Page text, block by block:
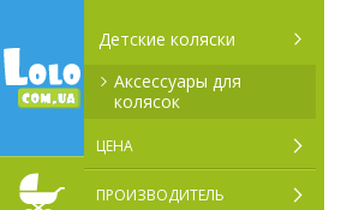
ДЕТСКИЕ КОЛЯСКИ
Детские коляски
Аксессуары для
колясок
ЦЕНА
ПРОИЗВОДИТЕЛЬ